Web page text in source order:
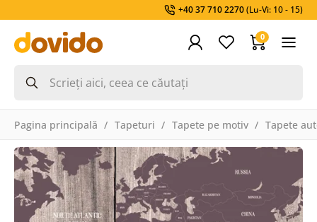
+40 37 710 2270(Lu-Vi: 10 - 15)
0
Pagina principală Tapeturi Tapete pe motiv Tapete